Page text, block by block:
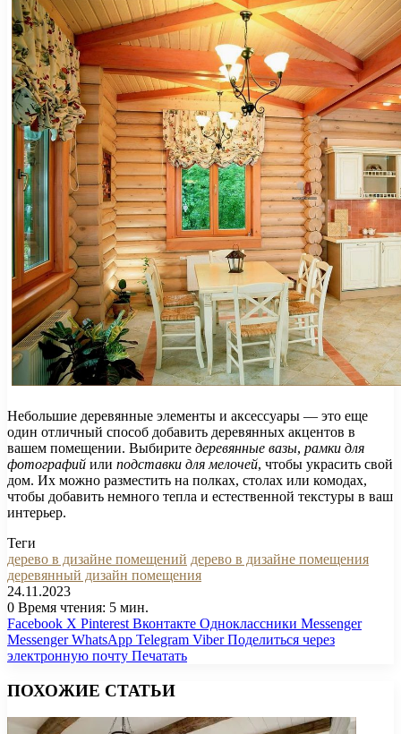
Небольшие деревянные элементы и аксессуары — это еще
один отличный способ добавить деревянных акцентов в
вашем помещении. Выбирите деревянные вазы, рамки для
фотографий или подставки для мелочей, чтобы украсить свой
дом. Их можно разместить на полках, столах или комодах,
чтобы добавить немного тепла и естественной текстуры в ваш
интерьер.
Теги
дерево в дизайне помещений дерево в дизайне помещения
деревянный дизайн помещения
24.11.2023
0 Время чтения: 5 мин.
Facebook X Pinterest Вконтакте Одноклассники Messenger
Messenger WhatsApp Telegram Viber Поделиться через
электронную почту Печатать
ПОХОЖИЕ СТАТЬИ